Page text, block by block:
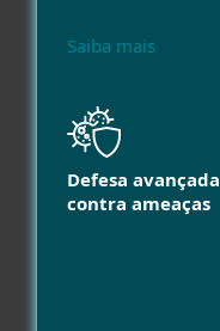
Saiba mais
Defesa avançada
contra ameaças